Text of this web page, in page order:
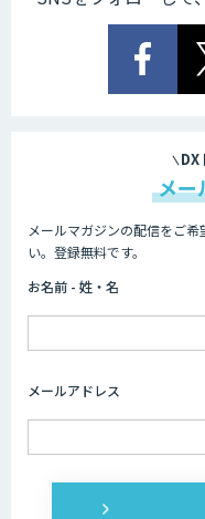
「
Dify
DX
メー
メールマガジンの配信をご
い。登録無料です。
お名前 - 姓・名
メールアドレス